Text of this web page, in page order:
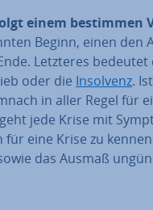
einem bestimmen
Beginn, einen den
Letzteres
oder die Insolvenz.
in aller Regel für
jede Krise mit
für eine Krise zu
das Ausmaß